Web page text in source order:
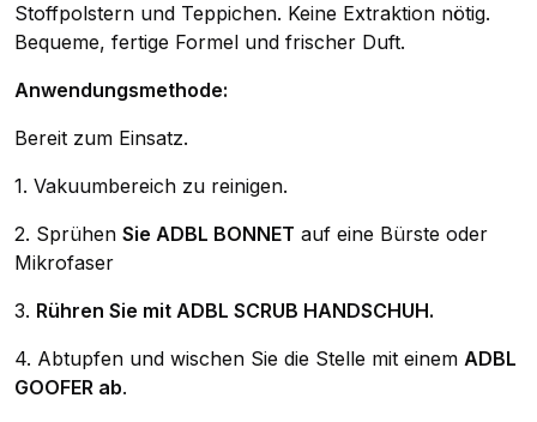
Stoffpolstern und Teppichen. Keine Extraktion nötig.
Bequeme, fertige Formel und frischer Duft.
Anwendungsmethode:
Bereit zum Einsatz.
1. Vakuumbereich zu reinigen.
2. Sprühen Sie ADBL BONNET auf eine Bürste oder
Mikrofaser
3. Rühren Sie mit ADBL SCRUB HANDSCHUH.
4. Abtupfen und wischen Sie die Stelle mit einem ADBL
GOOFER ab.